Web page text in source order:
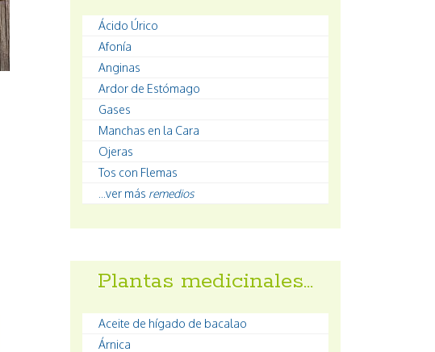
Ácido Úrico
Afonía
Anginas
Ardor de Estómago
Gases
Manchas en la Cara
Ojeras
Tos con Flemas
...ver más remedios
Plantas medicinales…
Aceite de hígado de bacalao
Árnica